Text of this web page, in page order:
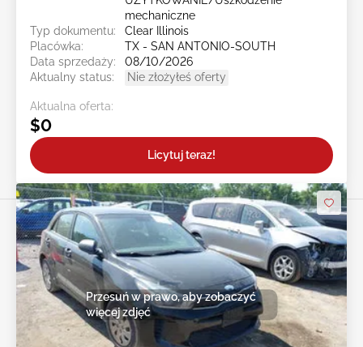
mechaniczne
Typ dokumentu:
Clear Illinois
Placówka:
TX - SAN ANTONIO-SOUTH
Data sprzedaży:
08/10/2026
Aktualny status:
Nie złożyłeś oferty
Aktualna oferta:
$0
Licytuj teraz!
Przesuń w prawo, aby zobaczyć
więcej zdjęć